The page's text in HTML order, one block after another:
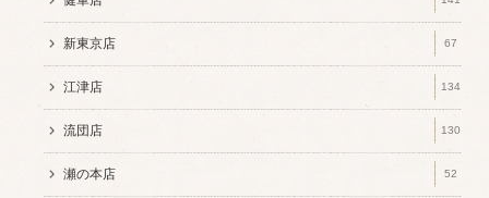
新東京店 67
江津店 134
流団店 130
瀬の本店 52